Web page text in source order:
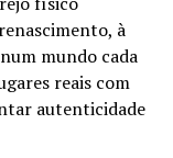
à
mundo cada
reais com
autenticidade